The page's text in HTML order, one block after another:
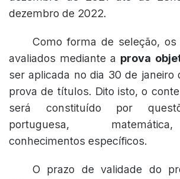
dezembro de 2022.
Como forma de seleção, os
avaliados mediante a prova
ser aplicada no dia 30 de
prova de títulos. Dito isto, o
será constituído por
portuguesa,
conhecimentos específicos.
O prazo de validade do